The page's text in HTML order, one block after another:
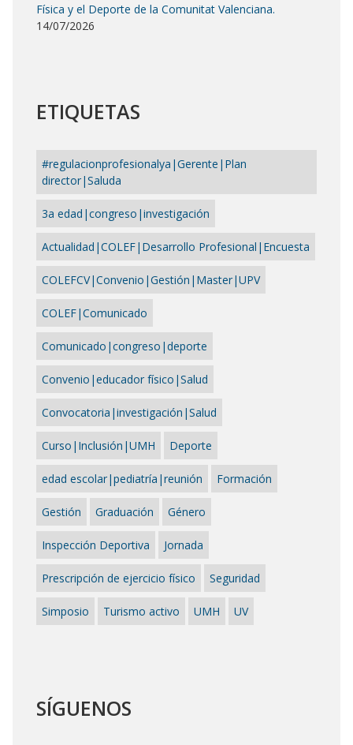
Física y el Deporte de la Comunitat Valenciana.
14/07/2026
ETIQUETAS
#regulacionprofesionalya|Gerente|Plan
director|Saluda
3a edad|congreso|investigación
Actualidad|COLEF|Desarrollo Profesional|Encuesta
COLEFCV|Convenio|Gestión|Master|UPV
COLEF|Comunicado
Comunicado|congreso|deporte
Convenio|educador físico|Salud
Convocatoria|investigación|Salud
Curso|Inclusión|UMH Deporte
edad escolar|pediatría|reunión Formación
Gestión Graduación Género
Inspección Deportiva Jornada
Prescripción de ejercicio físico Seguridad
Simposio Turismo activo UMH UV
SÍGUENOS